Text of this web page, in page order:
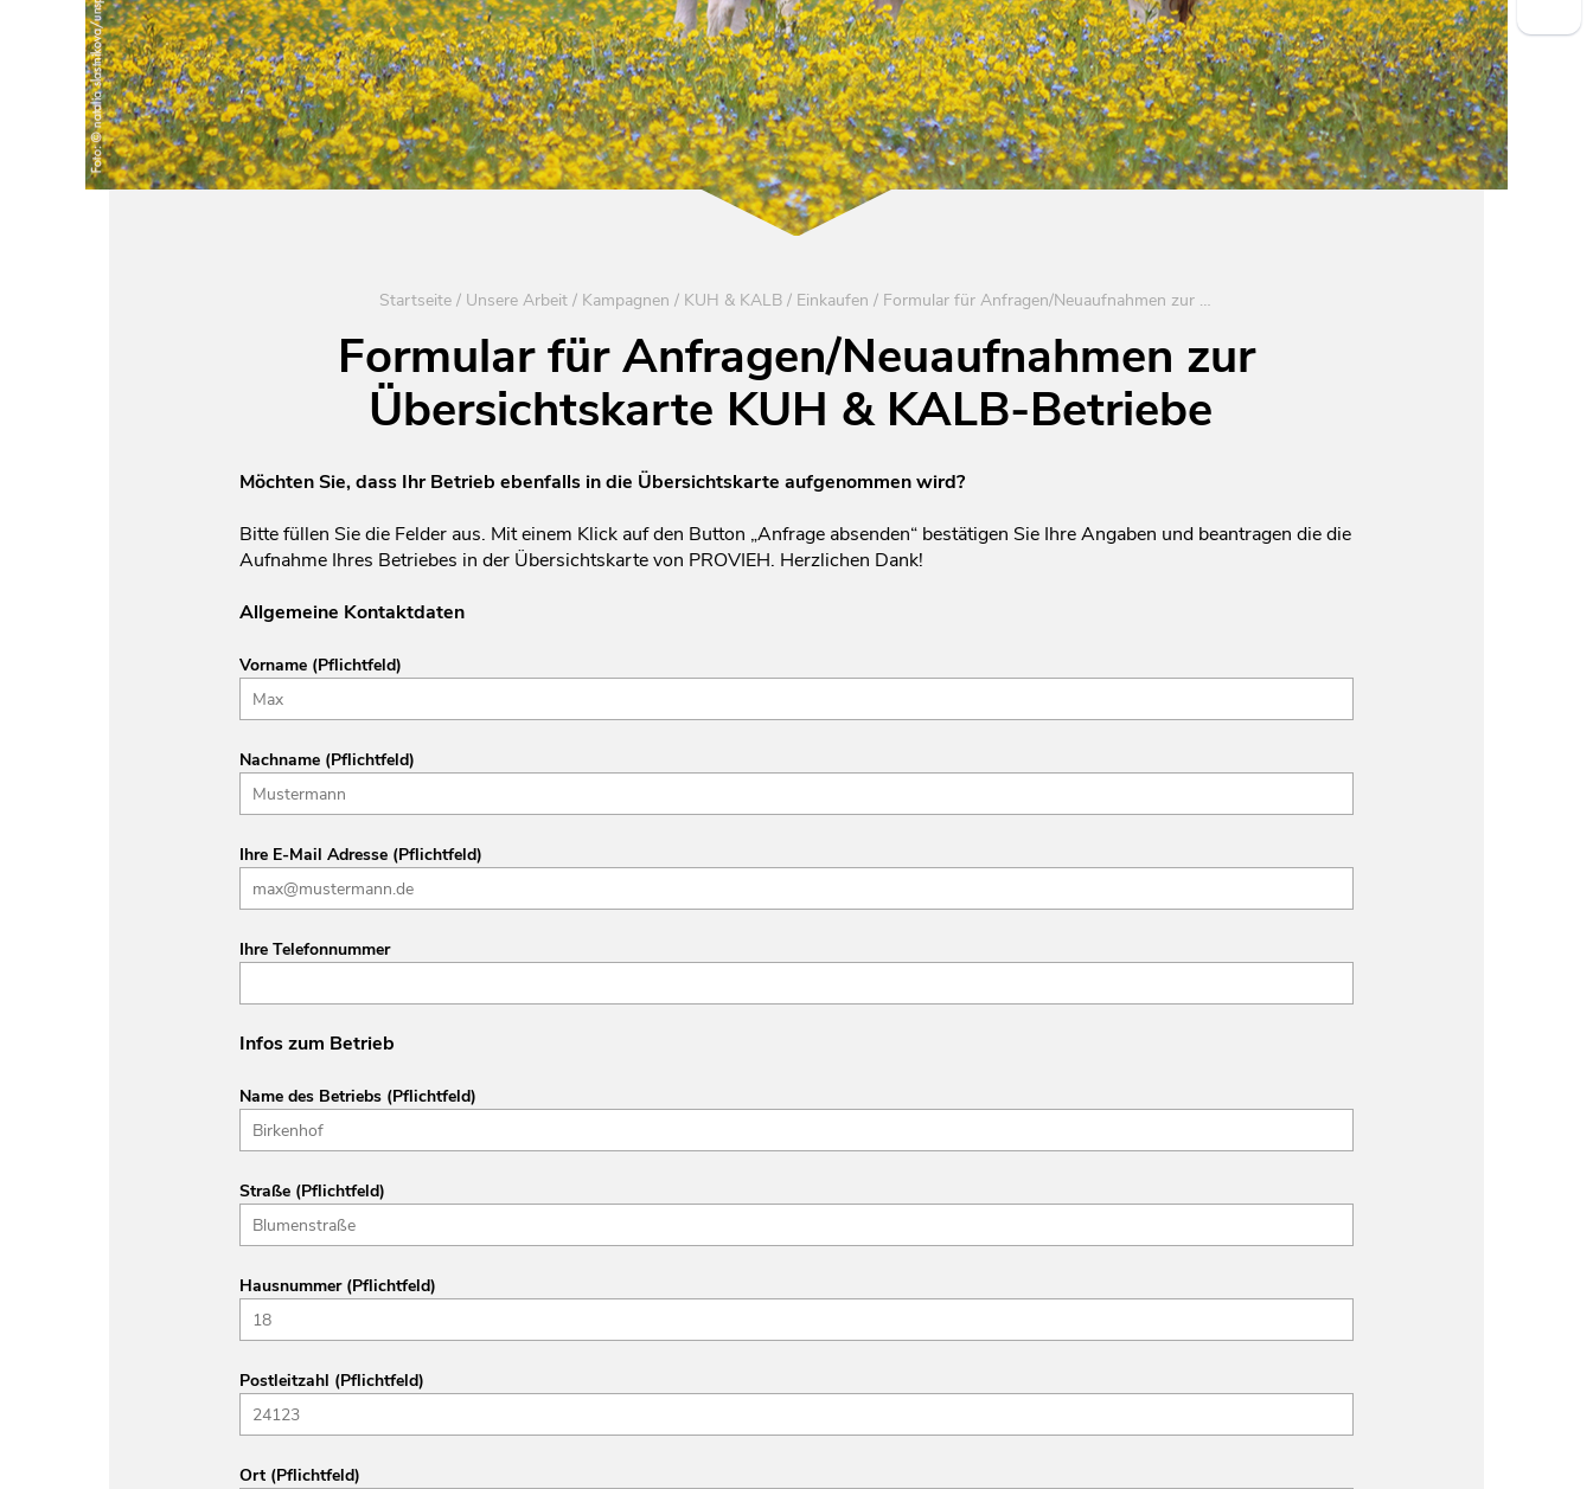
Startseite/ Unsere Arbeit/ Kampagnen / KUH & KALB/ Einkaufen / Formular für Anfragen/Neuaufnahmen zur Übersichtskarte KUH & KALB-Betriebe
Formular für Anfragen/Neuaufnahmen zur
Übersichtskarte KUH & KALB-Betriebe
Möchten Sie, dass Ihr Betrieb ebenfalls in die Übersichtskarte aufgenommen wird?
Bitte füllen Sie die Felder aus. Mit einem Klick auf den Button „Anfrage absenden“ bestätigen Sie Ihre Angaben und beantragen die die
Aufnahme Ihres Betriebes in der Übersichtskarte von PROVIEH. Herzlichen Dank!
Allgemeine Kontaktdaten
Vorname (Pflichtfeld)
Nachname (Pflichtfeld)
Ihre E-Mail Adresse (Pflichtfeld)
Ihre Telefonnummer
Infos zum Betrieb
Name des Betriebs (Pflichtfeld)
Straße (Pflichtfeld)
Hausnummer (Pflichtfeld)
Postleitzahl (Pflichtfeld)
Ort (Pflichtfeld)